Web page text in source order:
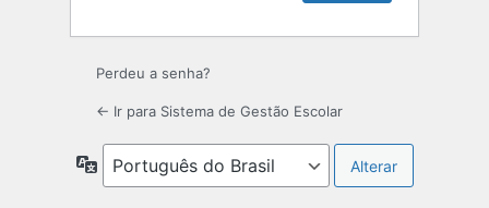
Perdeu a senha?
← Ir para Sistema de Gestão Escolar
Idioma